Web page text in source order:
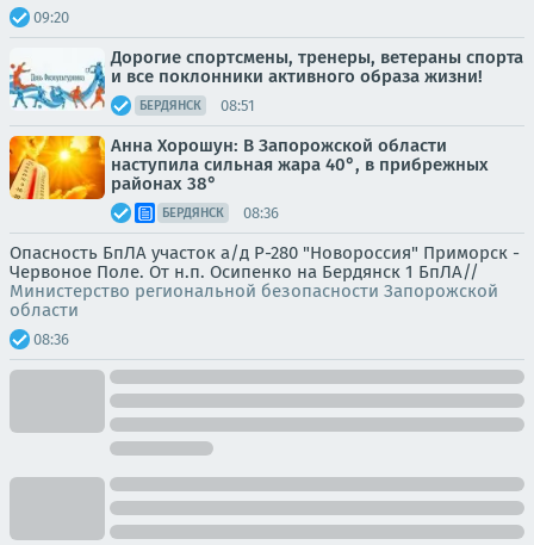
09:20
Дорогие спортсмены, тренеры, ветераны спорта
и все поклонники активного образа жизни!
БЕРДЯНСК 08:51
Анна Хорошун: В Запорожской области
наступила сильная жара 40°, в прибрежных
районах 38°
БЕРДЯНСК 08:36
Опасность БпЛА участок а/д Р-280 "Новороссия" Приморск -
Червоное Поле. От н.п. Осипенко на Бердянск 1 БпЛА//
Министерство региональной безопасности Запорожской
области
08:36